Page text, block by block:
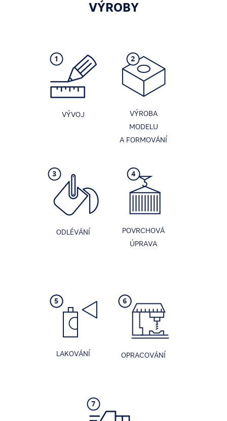
VÝROBY
VÝVOJ
VÝROBA
MODELU
A FORMOVÁNÍ
ODLÉVÁNÍ
POVRCHOVÁ
ÚPRAVA
LAKOVÁNÍ OPRACOVÁNÍ